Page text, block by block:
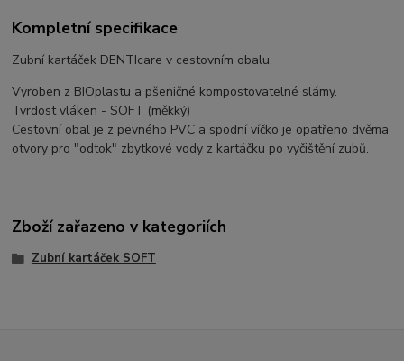
Kompletní specifikace
Zubní kartáček DENTIcare v cestovním obalu.
Vyroben z BIOplastu a pšeničné kompostovatelné slámy.
Tvrdost vláken - SOFT (měkký)
Cestovní obal je z pevného PVC a spodní víčko je opatřeno dvěma
otvory pro "odtok" zbytkové vody z kartáčku po vyčištění zubů.
Zboží zařazeno v kategoriích
Zubní kartáček SOFT